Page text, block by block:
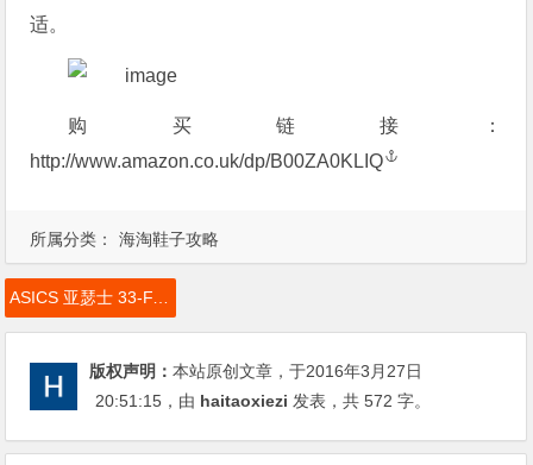
所属分类： 海淘鞋子攻略
适。
购买链接：
http://www.amazon.co.uk/dp/B00ZA0KLIQ
版权声明：本站原创文章，于2016年3月27日
20:51:15 ，由 haitaoxiezi 发表，共 572 字。